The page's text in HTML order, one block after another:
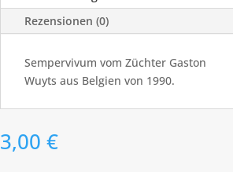
Rezensionen (0)
Sempervivum vom Züchter Gaston
Wuyts aus Belgien von 1990.
3,00€